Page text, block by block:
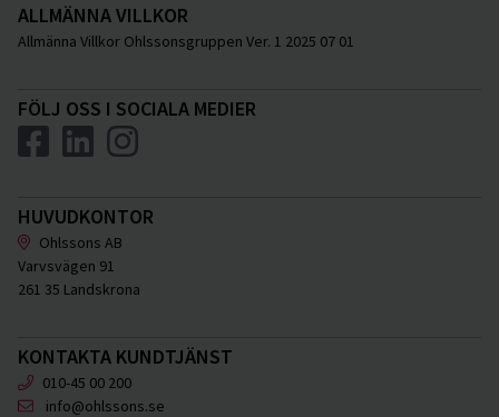
ALLMÄNNA VILLKOR
Allmänna Villkor Ohlssonsgruppen Ver. 1 2025 07 01
FÖLJ OSS I SOCIALA MEDIER
HUVUDKONTOR
Ohlssons AB
Varvsvägen 91
261 35 Landskrona
KONTAKTA KUNDTJÄNST
010-45 00 200
info@ohlssons.se